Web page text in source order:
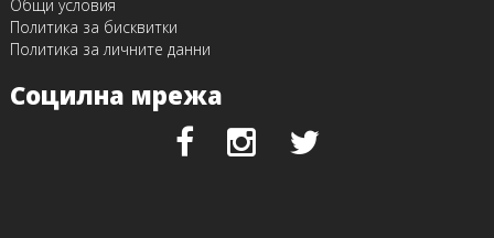
Общи условия
Политика за бисквитки
Политика за личните данни
Социлна мрежа